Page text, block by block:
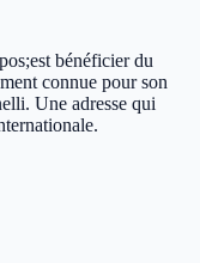
bénéficier du
connue pour son
Une adresse qui